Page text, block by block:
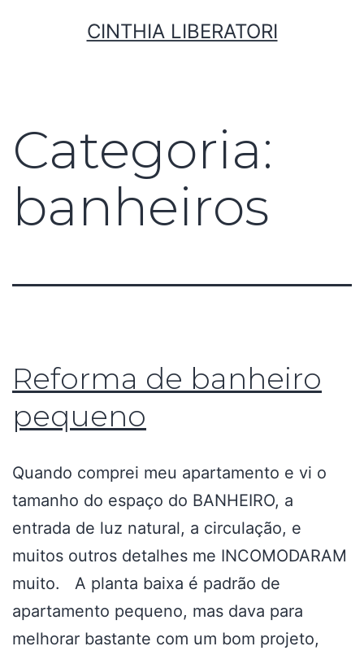
CINTHIA LIBERATORI
Categoria:
banheiros
Reforma de banheiro
pequeno
Quando comprei meu apartamento e vi o
tamanho do espaço do BANHEIRO, a
entrada de luz natural, a circulação, e
muitos outros detalhes me INCOMODARAM
muito. A planta baixa é padrão de
apartamento pequeno, mas dava para
melhorar bastante com um bom projeto,